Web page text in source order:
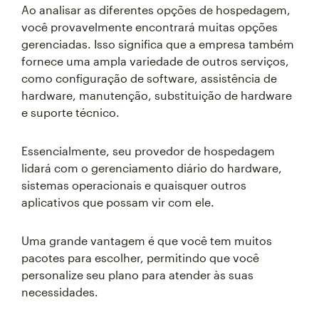
Ao analisar as diferentes opções de hospedagem,
você provavelmente encontrará muitas opções
gerenciadas. Isso significa que a empresa também
fornece uma ampla variedade de outros serviços,
como configuração de software, assistência de
hardware, manutenção, substituição de hardware
e suporte técnico.
Essencialmente, seu provedor de hospedagem
lidará com o gerenciamento diário do hardware,
sistemas operacionais e quaisquer outros
aplicativos que possam vir com ele.
Uma grande vantagem é que você tem muitos
pacotes para escolher, permitindo que você
personalize seu plano para atender às suas
necessidades.